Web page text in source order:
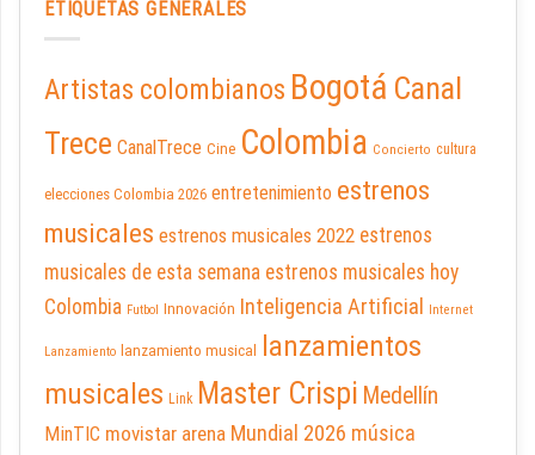
ETIQUETAS GENERALES
Artistas colombianos Bogotá Canal
Trece CanalTrece Cine Colombia Concierto cultura
elecciones Colombia 2026 entretenimiento estrenos
musicales estrenos musicales 2022 estrenos
musicales de esta semana estrenos musicales hoy
Colombia Futbol Innovación Inteligencia Artificial Internet
Lanzamiento lanzamiento musical
lanzamientos
musicales Link Master Crispi Medellín
MinTIC movistar arena Mundial 2026 música